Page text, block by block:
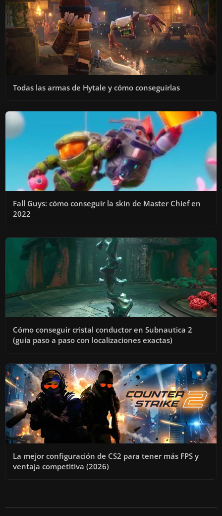
Todas las armas de Hytale y cómo conseguirlas
Fall Guys: cómo conseguir la skin de Master Chief en
2022
Cómo conseguir cristal conductor en Subnautica 2
(guía paso a paso con localizaciones exactas)
La mejor configuración de CS2 para tener más FPS y
ventaja competitiva (2026)